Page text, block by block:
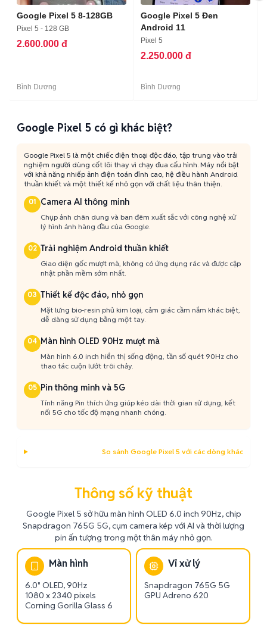
Google Pixel 5 8-128GB
Pixel 5 - 128 GB
2.600.000 đ
Bình Dương
Google Pixel 5 Đen
Android 11
Pixel 5
2.250.000 đ
Bình Dương
Google Pixel 5 có gì khác biệt?
Google Pixel 5 là một chiếc điện thoại độc đáo, tập trung vào trải
nghiệm người dùng cốt lõi thay vì chạy đua cấu hình. Máy nổi bật
với khả năng nhiếp ảnh điện toán đỉnh cao, hệ điều hành Android
thuần khiết và một thiết kế nhỏ gọn với chất liệu thân thiện.
01 Camera AI thông minh
Chụp ảnh chân dung và ban đêm xuất sắc với công nghệ xử
lý hình ảnh hàng đầu của Google.
02 Trải nghiệm Android thuần khiết
Giao diện gốc mượt mà, không có ứng dụng rác và được cập
nhật phần mềm sớm nhất.
03 Thiết kế độc đáo, nhỏ gọn
Mặt lưng bio-resin phủ kim loại, cảm giác cầm nắm khác biệt,
dễ dàng sử dụng bằng một tay.
04 Màn hình OLED 90Hz mượt mà
Màn hình 6.0 inch hiển thị sống động, tần số quét 90Hz cho
thao tác cuộn lướt trôi chảy.
05 Pin thông minh và 5G
Tính năng Pin thích ứng giúp kéo dài thời gian sử dụng, kết
nối 5G cho tốc độ mạng nhanh chóng.
So sánh Google Pixel 5 với các dòng khác
Thông số kỹ thuật
Google Pixel 5 sở hữu màn hình OLED 6.0 inch 90Hz, chip
Snapdragon 765G 5G, cụm camera kép với AI và thời lượng
pin ấn tượng trong một thân máy nhỏ gọn.
Màn hình
6.0" OLED, 90Hz
1080 x 2340 pixels
Corning Gorilla Glass 6
Vi xử lý
Snapdragon 765G 5G
GPU Adreno 620